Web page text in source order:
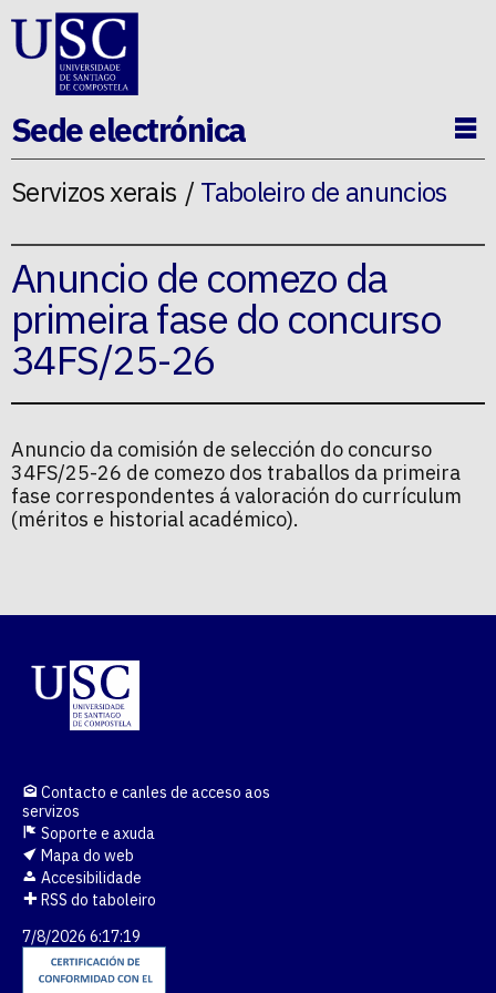
Ir ao contido da p�xina
Sede electrónica
Servizos xerais Taboleiro de anuncios
Anuncio de comezo da
primeira fase do concurso
34FS/25-26
Anuncio da comisión de selección do concurso
34FS/25-26 de comezo dos traballos da primeira
fase correspondentes á valoración do currículum
(méritos e historial académico).
Contacto e canles de acceso aos
servizos
Soporte e axuda
Mapa do web
Accesibilidade
RSS do taboleiro
7/8/2026 6:17:19